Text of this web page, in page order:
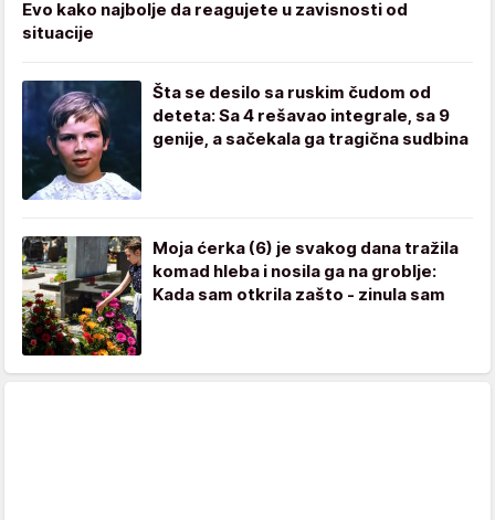
Evo kako najbolje da reagujete u zavisnosti od
situacije
Šta se desilo sa ruskim čudom od
deteta: Sa 4 rešavao integrale, sa 9
genije, a sačekala ga tragična sudbina
Moja ćerka (6) je svakog dana tražila
komad hleba i nosila ga na groblje:
Kada sam otkrila zašto - zinula sam